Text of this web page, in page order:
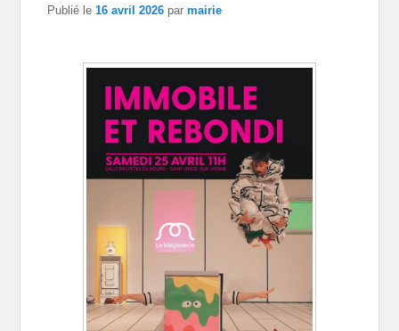
Publié le16 avril 2026 parmairie